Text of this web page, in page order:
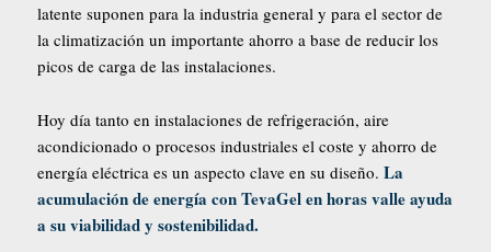
latente suponen para la industria general y para el sector de
la climatización un importante ahorro a base de reducir los
picos de carga de las instalaciones.
Hoy día tanto en instalaciones de refrigeración, aire
acondicionado o procesos industriales el coste y ahorro de
energía eléctrica es un aspecto clave en su diseño. La
acumulación de energía con TevaGel en horas valle ayuda
a su viabilidad y sostenibilidad.